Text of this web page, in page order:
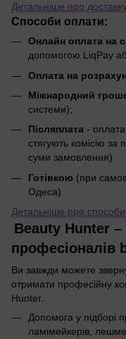
Детальніше про
Способи оплати:
Онлайн оплата на
допомогою LiqPay
Оплата на
Міжнародний
системи);
Післяплата -
стягують комісію за
суми замовлення)
Готівкою (при
Одеса)
Детальніше про
Beauty Hunter
професіоналів
Ви завжди можете
отримати професійну
Hunter.
Допомога у підборі
ламімейкерів,